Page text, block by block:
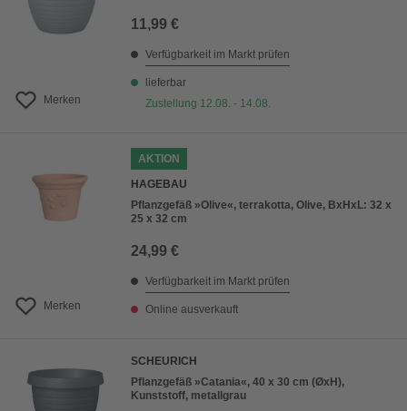
Merken
11,99 €
Verfügbarkeit im Markt prüfen
lieferbar
Zustellung 12.08. - 14.08.
Merken
AKTION
HAGEBAU
Pflanzgefäß »Olive«, terrakotta, Olive, BxHxL: 32 x
25 x 32 cm
24,99 €
Verfügbarkeit im Markt prüfen
Online ausverkauft
SCHEURICH
Pflanzgefäß »Catania«, 40 x 30 cm (ØxH),
Kunststoff, metallgrau